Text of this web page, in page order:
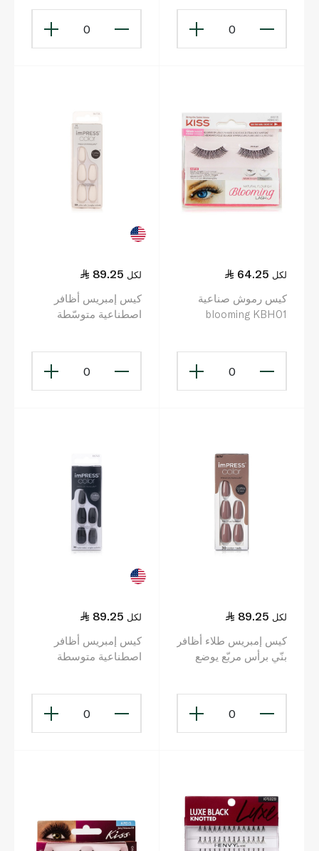
0
0
64.25 لكل
كيس رموش صناعية
blooming KBH01
0
89.25 لكل
كيس إمبريس أظافر
اصطناعية متوسّطة
0
89.25 لكل
كيس إمبريس طلاء أظافر
بنّي برأس مربّع يوضع
0
89.25 لكل
كيس إمبريس أظافر
اصطناعية متوسطة
0